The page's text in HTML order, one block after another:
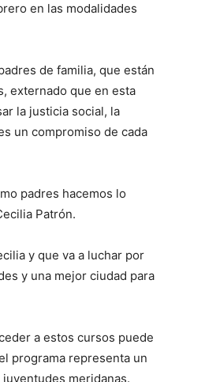
en las modalidades
de familia, que están
externado que en esta
la justicia social, la
un compromiso de cada
padres hacemos lo
Patrón.
y que va a luchar por
y una mejor ciudad para
a estos cursos puede
programa representa un
meridanas.